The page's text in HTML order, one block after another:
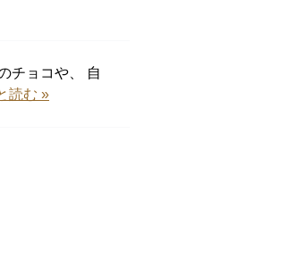
チョコや、 自
読む »